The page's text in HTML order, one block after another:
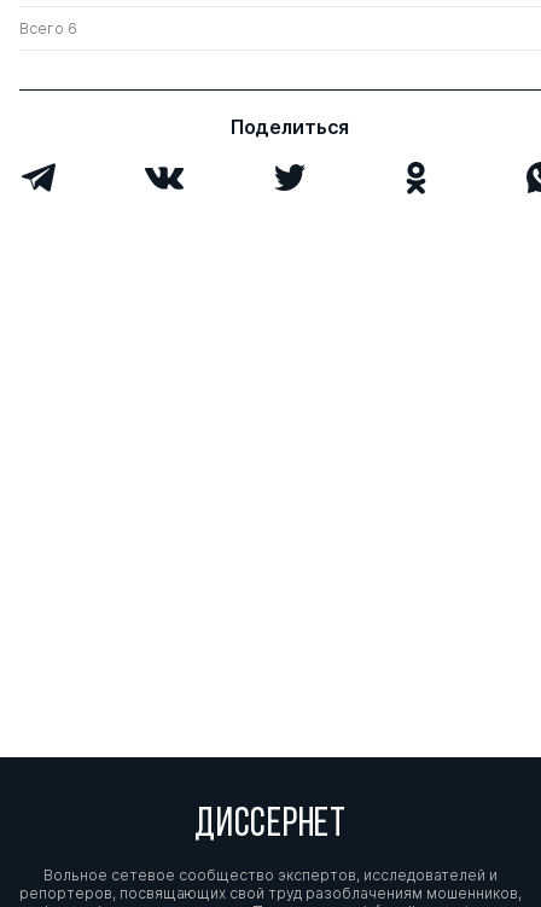
Всего 6
Поделиться
ДИССЕРНЕТ
Вольное сетевое сообщество экспертов, исследователей и
репортеров, посвящающих свой труд разоблачениям мошенников,